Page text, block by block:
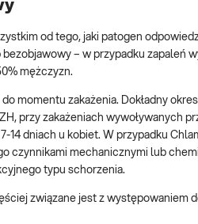
od tego, jaki patogen
– w przypadku zapaleń
mężczyzn.
momentu zakażenia. Dokładny
przy zakażeniach wywoływanych
14 dniach u kobiet. W przypadku
czynnikami mechanicznymi lub
typu schorzenia.
związane jest z występowaniem